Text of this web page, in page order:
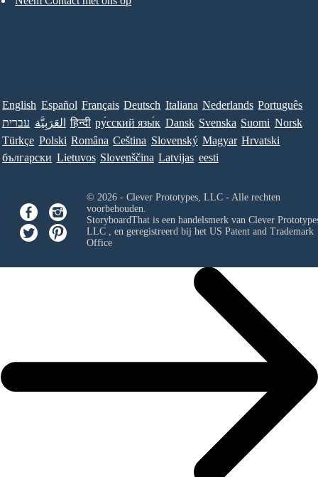
English Español Français Deutsch Italiana Nederlands Português
עברית العَرَبِيَّة हिन्दी ру́сский язы́к Dansk Svenska Suomi Norsk
Türkçe Polski Româna Ceština Slovenský Magyar Hrvatski
български Lietuvos Slovenščina Latvijas eesti
© 2026 - Clever Prototypes, LLC - Alle rechten
voorbehouden.
StoryboardThat is een handelsmerk van Clever
LLC, en geregistreerd bij het US Patent and Trademark
Office